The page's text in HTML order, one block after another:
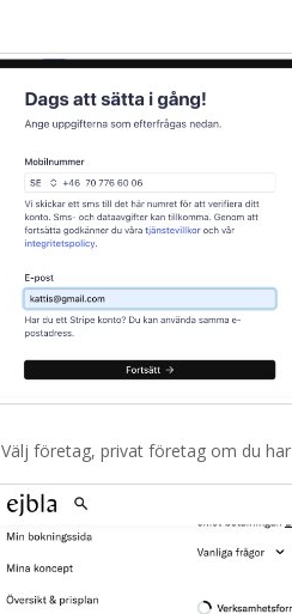
Välj företag, privat företag om du